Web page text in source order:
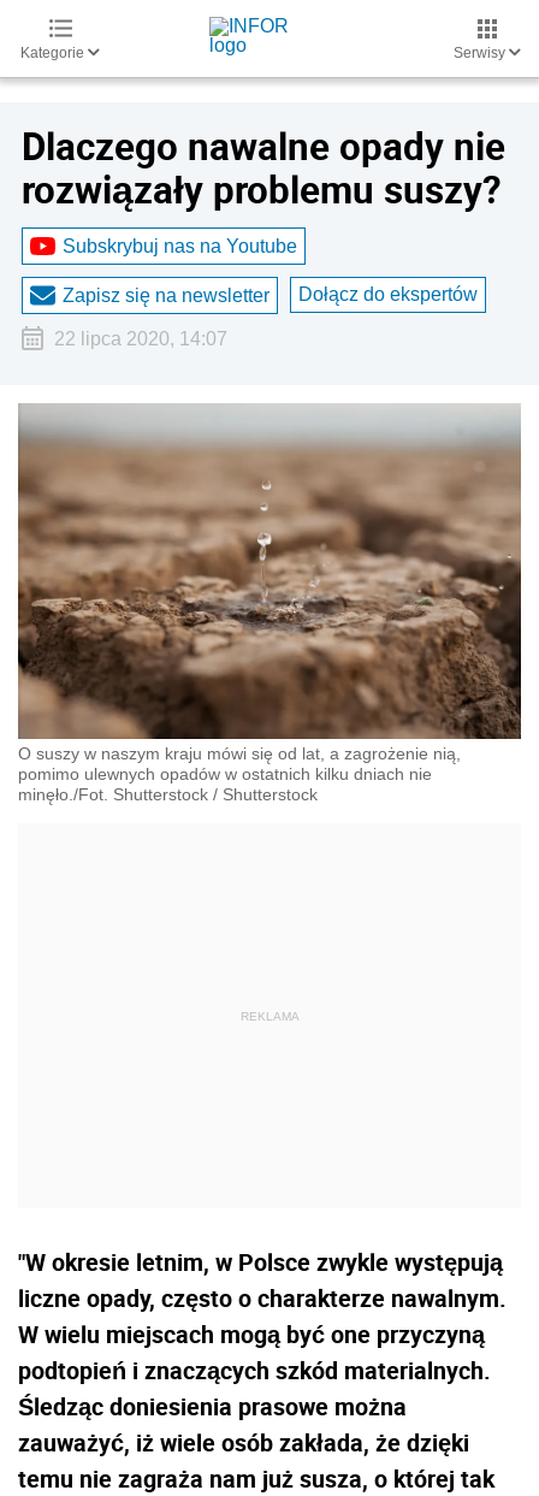
Kategorie Serwisy
Dlaczego nawalne opady nie
rozwiązały problemu suszy?
Subskrybuj nas na Youtube
Zapisz się na newsletter Dołącz do ekspertów
22 lipca 2020, 14:07
O suszy w naszym kraju mówi się od lat, a zagrożenie nią,
pomimo ulewnych opadów w ostatnich kilku dniach nie
minęło./Fot. Shutterstock / Shutterstock
"W okresie letnim, w Polsce zwykle występują
liczne opady, często o charakterze nawalnym.
W wielu miejscach mogą być one przyczyną
podtopień i znaczących szkód materialnych.
Śledząc doniesienia prasowe można
zauważyć, iż wiele osób zakłada, że dzięki
temu nie zagraża nam już susza, o której tak